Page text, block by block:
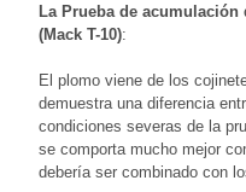
La Prueba de
(Mack T-10):
El plomo viene de los
demuestra una diferencia
condiciones severas de la
se comporta mucho mejor
debería ser combinado con